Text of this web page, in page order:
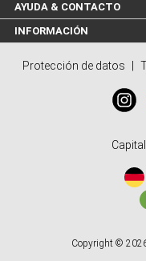
AYUDA & CONTACTO
INFORMACIÓN
Protección de datos
Copyright ©